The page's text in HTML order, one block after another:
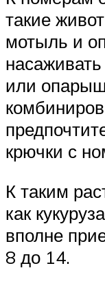
такие
мотыль и
или
крючки с
К таким
как
вполне
8 до 14.